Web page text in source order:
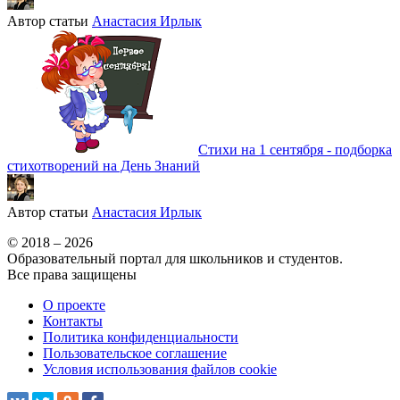
Автор статьи Анастасия Ирлык
Стихи на 1 сентября - подборка
стихотворений на День Знаний
Автор статьи Анастасия Ирлык
© 2018 – 2026
Образовательный портал для школьников и студентов.
Все права защищены
О проекте
Контакты
Политика конфиденциальности
Пользовательское соглашение
Условия использования файлов cookie